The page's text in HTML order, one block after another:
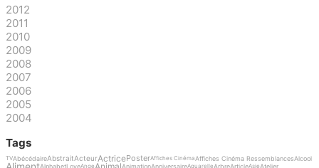
2012
2011
2010
2009
2008
2007
2006
2005
2004
Tags
TVAbécédaireAbstraitActeurActricePosterAffiches CinémaAffiches Cinéma RessemblancesAlcool
AlphabetLoveAnge AnimationAnniversaireAquarelleArbreArticleAsieAtelier